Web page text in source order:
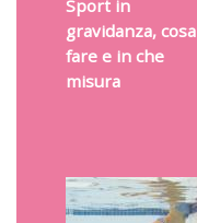
Sport in
gravidanza, cosa
fare e in che
misura